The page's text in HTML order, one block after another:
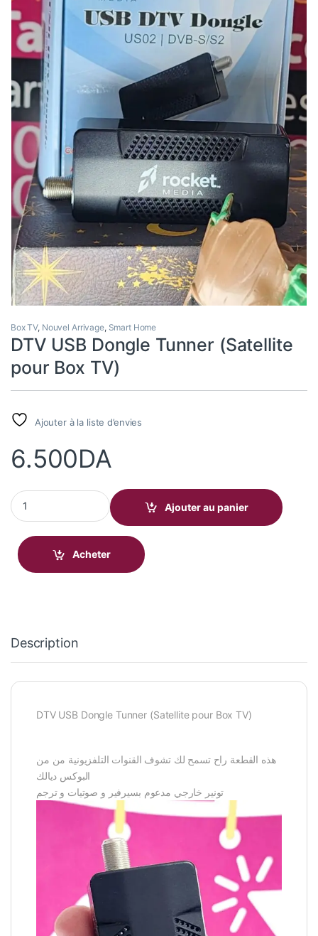
Box TV, Nouvel Arrivage, Smart Home
DTV USB Dongle Tunner (Satellite
pour Box TV)
Ajouter à la liste d’envies
6.500DA
DTV USB Dongle Tunner (Satellite pour Box TV) quantity
Ajouter au panier
Acheter
Description
DTV USB Dongle Tunner (Satellite pour Box TV)
‏هذه القطعة راح تسمح لك تشوف القنوات التلفزيونية من من
البوكس ديالك
تونير خارجي مدعوم بسيرفير و صوتيات و ترجم